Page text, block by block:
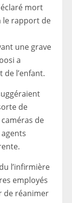
mort
le rapport de
une grave
a
de l’enfant.
de
de
l’infirmière
employés
de réanimer